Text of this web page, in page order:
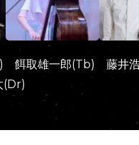
餌取雄一郎(Tb) 藤井
(Dr)